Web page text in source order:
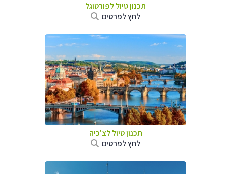
תכנון טיול לפורטוגל
לחץ לפרטים
תכנון טיול לצ'כיה
לחץ לפרטים